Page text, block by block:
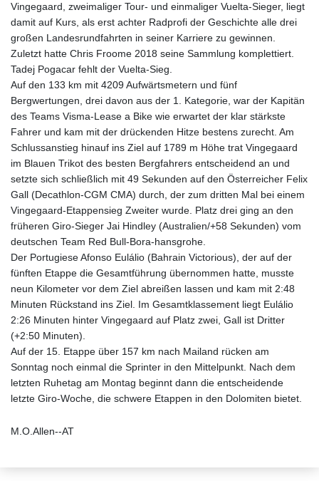
Vingegaard, zweimaliger Tour- und einmaliger Vuelta-Sieger, liegt
damit auf Kurs, als erst achter Radprofi der Geschichte alle drei
großen Landesrundfahrten in seiner Karriere zu gewinnen.
Zuletzt hatte Chris Froome 2018 seine Sammlung komplettiert.
Tadej Pogacar fehlt der Vuelta-Sieg.
Auf den 133 km mit 4209 Aufwärtsmetern und fünf
Bergwertungen, drei davon aus der 1. Kategorie, war der Kapitän
des Teams Visma-Lease a Bike wie erwartet der klar stärkste
Fahrer und kam mit der drückenden Hitze bestens zurecht. Am
Schlussanstieg hinauf ins Ziel auf 1789 m Höhe trat Vingegaard
im Blauen Trikot des besten Bergfahrers entscheidend an und
setzte sich schließlich mit 49 Sekunden auf den Österreicher Felix
Gall (Decathlon-CGM CMA) durch, der zum dritten Mal bei einem
Vingegaard-Etappensieg Zweiter wurde. Platz drei ging an den
früheren Giro-Sieger Jai Hindley (Australien/+58 Sekunden) vom
deutschen Team Red Bull-Bora-hansgrohe.
Der Portugiese Afonso Eulálio (Bahrain Victorious), der auf der
fünften Etappe die Gesamtführung übernommen hatte, musste
neun Kilometer vor dem Ziel abreißen lassen und kam mit 2:48
Minuten Rückstand ins Ziel. Im Gesamtklassement liegt Eulálio
2:26 Minuten hinter Vingegaard auf Platz zwei, Gall ist Dritter
(+2:50 Minuten).
Auf der 15. Etappe über 157 km nach Mailand rücken am
Sonntag noch einmal die Sprinter in den Mittelpunkt. Nach dem
letzten Ruhetag am Montag beginnt dann die entscheidende
letzte Giro-Woche, die schwere Etappen in den Dolomiten bietet.
M.O.Allen--AT